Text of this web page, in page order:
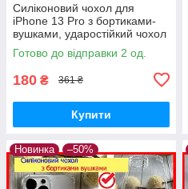
Силіконовий чохол для
iPhone 13 Pro з бортиками-
вушками, ударостійкий чохол
з зах. камери кутів на айфон
13про
Готово до відправки 2 од.
180 ₴ 361 ₴
Купити
Новинка –50%